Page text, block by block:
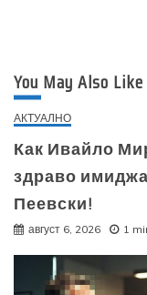
You May Also Like
АКТУАЛНО
Как Ивайло
здраво
Пеевски!
август 6, 2026 1